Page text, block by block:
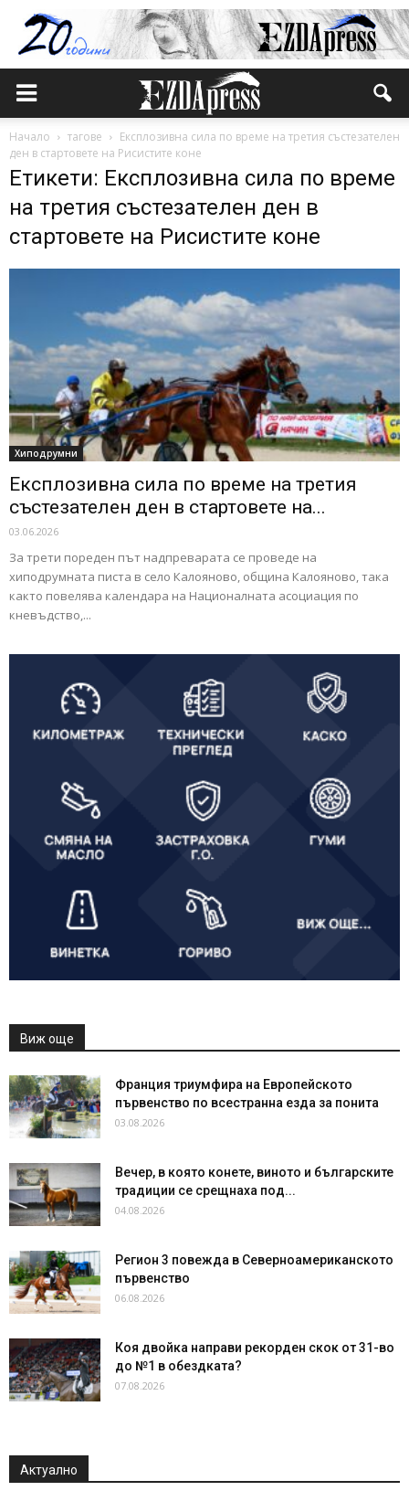
Начало тагове
Експлозивна сила по време на третия състезателен
ден в стартовете на Рисистите коне
Етикети: Експлозивна сила по време
на третия състезателен ден в
стартовете на Рисистите коне
Хиподрумни
Експлозивна сила по време на третия
състезателен ден в стартовете на...
03.06.2026
За трети пореден път надпреварата се проведе на
хиподрумната писта в село Калояново, община Калояново, така
както повелява календара на Националната асоциация по
кневъдство,...
Виж още
Франция триумфира на Европейското
първенство по всестранна езда за понита
03.08.2026
Вечер, в която конете, виното и българските
традиции се срещнаха под...
04.08.2026
Регион 3 повежда в Северноамериканското
първенство
06.08.2026
Коя двойка направи рекорден скок от 31-во
до №1 в обездката?
07.08.2026
Актуално